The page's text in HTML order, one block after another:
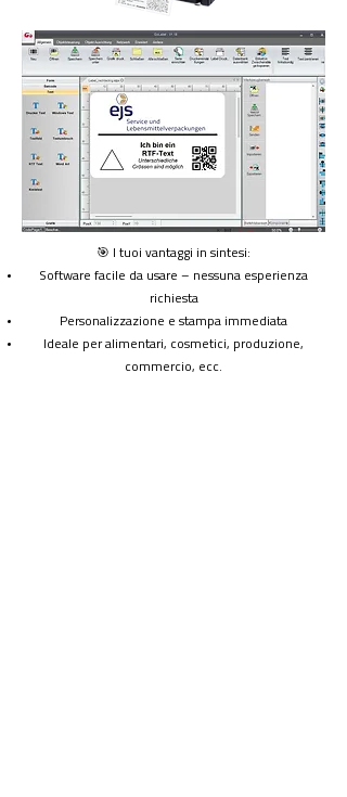
🎯 I tuoi vantaggi in sintesi:
Software facile da usare – nessuna esperienza
richiesta
Personalizzazione e stampa immediata
Ideale per alimentari, cosmetici, produzione,
commercio, ecc.